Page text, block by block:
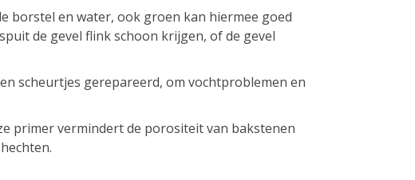
borstel en water, ook groen kan hiermee goed
de gevel flink schoon krijgen, of de gevel
scheurtjes gerepareerd, om vochtproblemen en
primer vermindert de porositeit van bakstenen